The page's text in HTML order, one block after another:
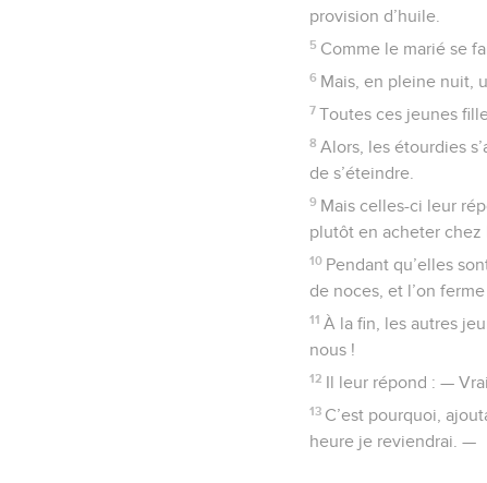
provision d’huile.
5 Comme le marié se
6 Mais, en pleine nuit,
7 Toutes ces jeunes
8 Alors, les étourdies
de s’éteindre.
9 Mais celles-ci leur
plutôt en acheter chez
10 Pendant qu’elles
de noces, et l’on ferme
11 À la fin, les autres
nous !
12 Il leur répond : —
13 C’est pourquoi,
heure je reviendrai. —